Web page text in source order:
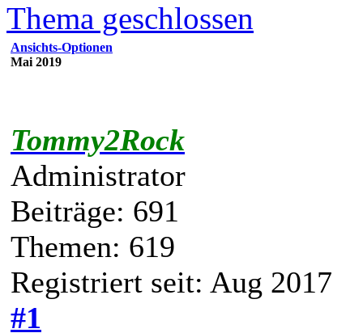
Thema geschlossen
Ansichts-Optionen
Mai 2019
Tommy2Rock
Administrator
Beiträge: 691
Themen: 619
Registriert seit: Aug 2017
#1